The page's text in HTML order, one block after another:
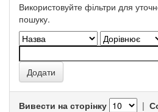
Використовуйте фільтри для
пошуку.
Вивести на сторінку |